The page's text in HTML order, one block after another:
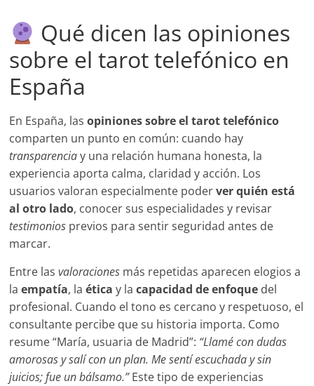
Qué dicen las opiniones
sobre el tarot telefónico en
España
En España, lasopiniones sobre el tarot telefónico
comparten un punto en común: cuando hay
transparenciay una relación humana honesta, la
experiencia aporta calma, claridad y acción. Los
usuarios valoran especialmente poderver quién está
al otro lado, conocer sus especialidades y revisar
testimonios previos para sentir seguridad antes de
marcar.
Entre lasvaloraciones más repetidas aparecen elogios a
laempatía, laética y lacapacidad de enfoque del
profesional. Cuando el tono es cercano y respetuoso, el
consultante percibe que su historia importa. Como
resume “María, usuaria de Madrid”: “Llamé con dudas
amorosas y salí con un plan. Me sentí escuchada y sin
juicios; fue un bálsamo.”Este tipo de experiencias